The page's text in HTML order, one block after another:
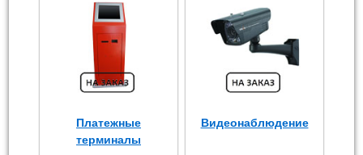
Платежные
терминалы
Видеонаблюдение